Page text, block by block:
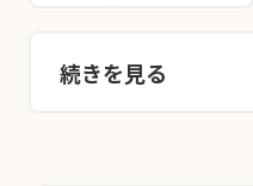
続きを見る